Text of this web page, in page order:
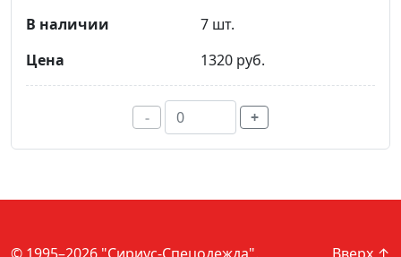
7 шт.
1320 руб.
- +